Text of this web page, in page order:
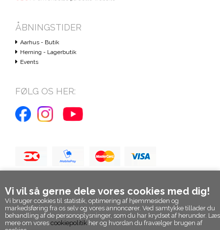
Vi vil så gerne dele vores cookies med dig!
Vi bruger cookies til statistik, optimering af hjemmesiden og
markedsføring fra os selv og vores annoncører. Ved samtykke tillader du
behandling af de personoplysninger, som du har krydset af herunder. Læs
mere om vores cookiepolitik her og hvordan du fravælger brugen af
ÅBNINGSTIDER
Aarhus - Butik
Herning - Lagerbutik
Events
FØLG OS HER: